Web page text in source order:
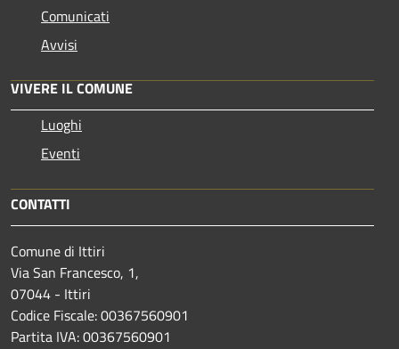
Comunicati
Avvisi
VIVERE IL COMUNE
Luoghi
Eventi
CONTATTI
Comune di Ittiri
Via San Francesco, 1,
07044 - Ittiri
Codice Fiscale: 00367560901
Partita IVA: 00367560901